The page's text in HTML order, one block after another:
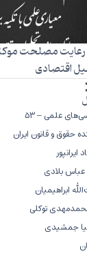
رعایت مصلحت
اقتصادی
علمی – ۵۳
حقوق و قانون ایران
ایرانپور
عباس بلادی
ابراهیمیان
توکلی
جمشیدی